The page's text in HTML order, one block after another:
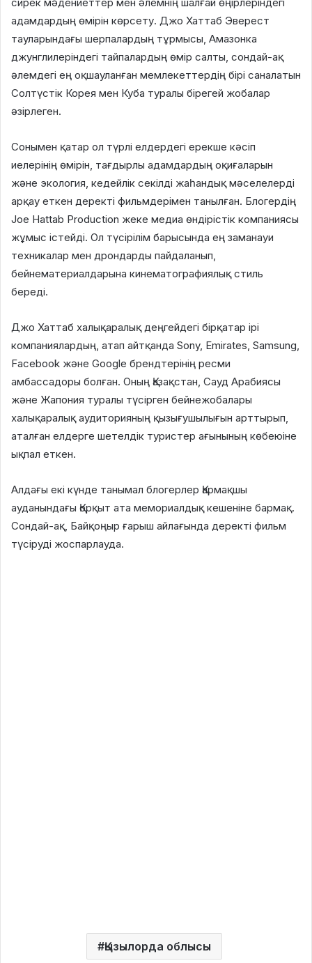
адамдардың өмірін көрсету. Джо Хаттаб Эверест
тауларындағы шерпалардың тұрмысы, Амазонка
джунглилеріндегі тайпалардың өмір салты, сондай-ақ
әлемдегі ең оқшауланған мемлекеттердің бірі саналатын
Солтүстік Корея мен Куба туралы бірегей жобалар
әзірлеген.
Сонымен қатар ол түрлі елдердегі ерекше кәсіп
иелерінің өмірін, тағдырлы адамдардың оқиғаларын
және экология, кедейлік секілді жаһандық мәселелерді
арқау еткен деректі фильмдерімен танылған. Блогердің
Joe Hattab Production жеке медиа өндірістік компаниясы
жұмыс істейді. Ол түсірілім барысында ең заманауи
техникалар мен дрондарды пайдаланып,
бейнематериалдарына кинематографиялық стиль
береді.
Джо Хаттаб халықаралық деңгейдегі бірқатар ірі
компаниялардың, атап айтқанда Sony, Emirates, Samsung,
Facebook және Google брендтерінің ресми
амбассадоры болған. Оның Қазақстан, Сауд Арабиясы
және Жапония туралы түсірген бейнежобалары
халықаралық аудиторияның қызығушылығын арттырып,
аталған елдерге шетелдік туристер ағынының көбеюіне
ықпал еткен.
Алдағы екі күнде танымал блогерлер Қармақшы
ауданындағы Қорқыт ата мемориалдық кешеніне бармақ.
Сондай-ақ, Байқоңыр ғарыш айлағында деректі фильм
түсіруді жоспарлауда.
Қызылорда облысы